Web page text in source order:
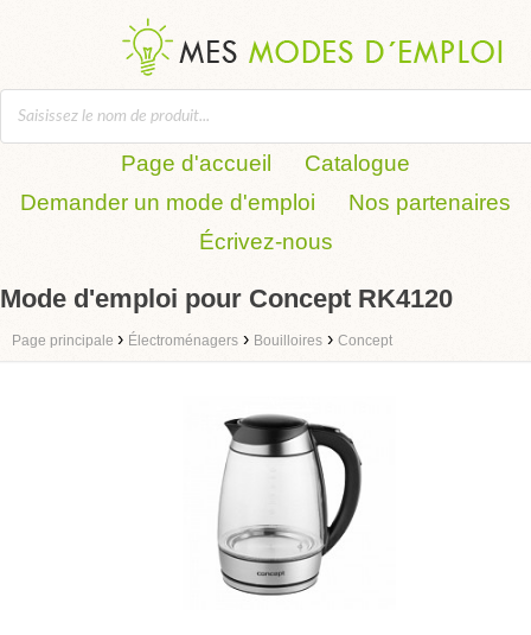
Page d'accueil
Catalogue
Demander un mode d'emploi
Nos partenaires
Écrivez-nous
Mode d'emploi pour Concept RK4120
Page principale › Électroménagers › Bouilloires › Concept